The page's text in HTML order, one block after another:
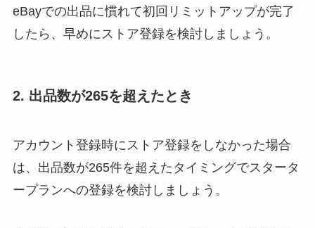
eBayでの出品に慣れて初回リミットアップが完了
したら、早めにストア登録を検討しましょう。
2. 出品数が265を超えたとき
アカウント登録時にストア登録をしなかった場合
は、出品数が265件を超えたタイミングでスタータ
ープランへの登録を検討しましょう。